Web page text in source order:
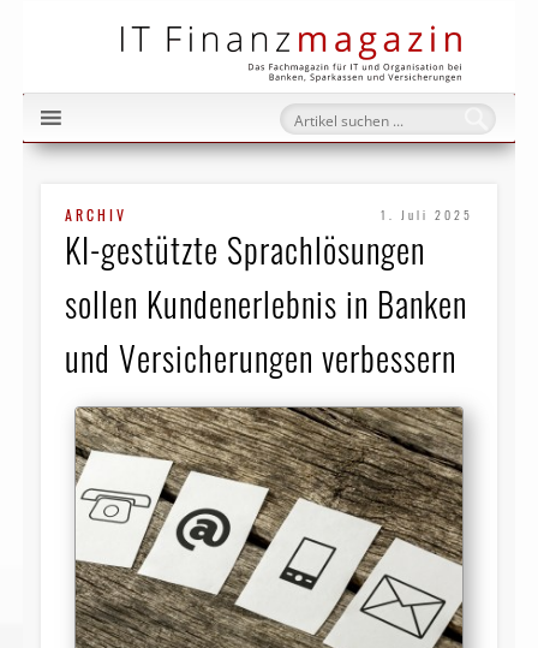
ARCHIV 1. Juli 2025
KI-gestützte Sprachlösungen
sollen Kundenerlebnis in Banken
und Versicherungen verbessern